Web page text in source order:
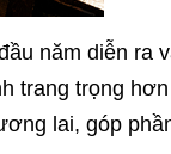
năm diễn ra
trang trọng hơn
lai, góp